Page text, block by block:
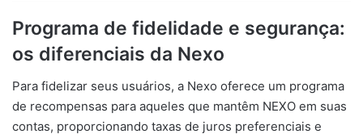
Programa de fidelidade e segurança:
os diferenciais da Nexo
Para fidelizar seus usuários, a Nexo oferece um programa
de recompensas para aqueles que mantêm NEXO em suas
contas, proporcionando taxas de juros preferenciais e